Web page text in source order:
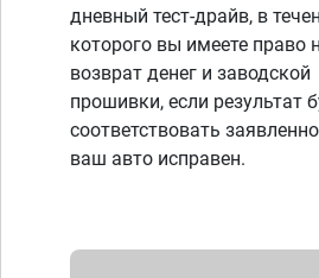
дневный тест-драйв, в
которого вы имеете право
возврат денег и заводской
прошивки, если результат
соответствовать
ваш авто исправен.